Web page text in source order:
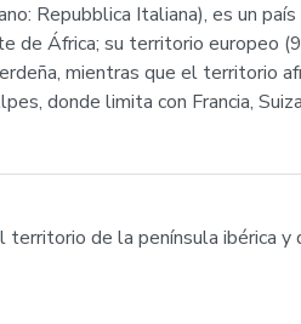
Repubblica Italiana), es un
de África; su territorio europeo
mientras que el territorio
donde limita con Francia,
de la península ibérica